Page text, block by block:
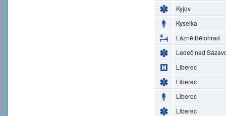
Kyjov
Kyselka
Lázně Bělohrad
Ledeč nad
Liberec
Liberec
Liberec
Liberec